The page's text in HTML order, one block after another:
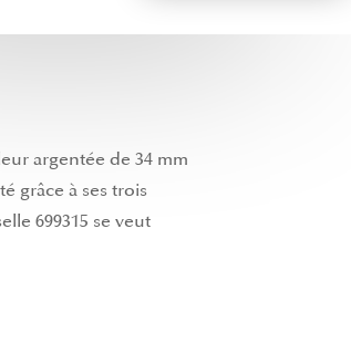
argentée de 34 mm
grâce à ses trois
699315 se veut